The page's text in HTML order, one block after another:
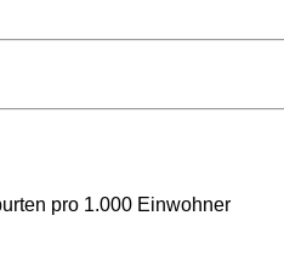
pro 1.000 Einwohner